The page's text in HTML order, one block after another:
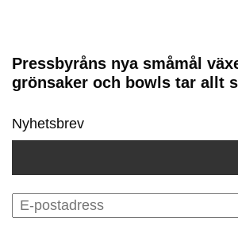
Pressbyråns nya småmål
grönsaker och bowls tar allt
Nyhetsbrev